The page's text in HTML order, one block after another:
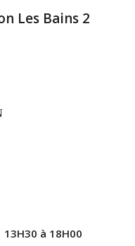
Les Bains 2
13H30 à 18H00